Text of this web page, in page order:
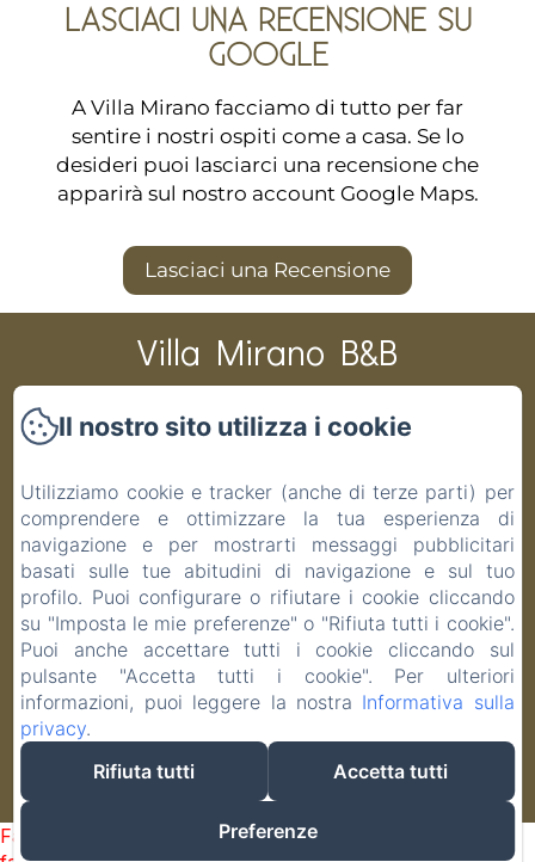
LASCIACI UNA RECENSIONE SU
GOOGLE
A Villa Mirano facciamo di tutto per far
sentire i nostri ospiti come a casa. Se lo
desideri puoi lasciarci una recensione che
apparirà sul nostro account Google Maps.
Lasciaci una Recensione
Villa Mirano B&B
CIR 001194-BEB-00003 CIN IT001194C1PAS6ZITV DATI
Home
Camere
Contatti
Informativa Privacy
Note legali
Informazioni sui cookie
Failed to load BookingEngine/index: Loading chunk 1322
Il nostro sito utilizza i cookie
Utilizziamo cookie e tracker (anche di terze parti) per
comprendere e ottimizzare la tua esperienza di
navigazione e per mostrarti messaggi pubblicitari
basati sulle tue abitudini di navigazione e sul tuo
profilo. Puoi configurare o rifiutare i cookie cliccando
su "Imposta le mie preferenze" o "Rifiuta tutti i cookie".
Puoi anche accettare tutti i cookie cliccando sul
pulsante "Accetta tutti i cookie". Per ulteriori
informazioni, puoi leggere la nostra Informativa sulla
privacy.
Rifiuta tutti
Accetta tutti
Preferenze